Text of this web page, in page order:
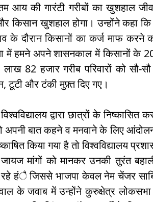
आय की गारंटी गरीबों का खुशहाल
किसान खुशहाल होगा। उन्होंने कहा
के दौरान किसानों का कर्ज माफ करने
में हमने अपने शासनकाल में किसानों
82 हजार गरीब परिवारों को सौ-
टूटी और टंकी मुफ़्त दिए गए।
द्वारा छात्रों के
अपनी बात कहने व मनवाने के लिए
किया गया है तो विश्वविद्यालय
मांगों को मानकर उनकी तुरंत
हंै जिससे भाजपा केवल नेम चेंजर
के जवाब में उन्होंने कुरुक्षेत्र लोकसभा